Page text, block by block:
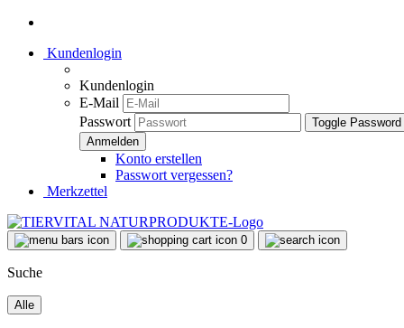
Kundenlogin
Kundenlogin
E-Mail
Passwort
Toggle
Konto erstellen
Passwort vergessen?
Merkzettel
0
Suche
Alle